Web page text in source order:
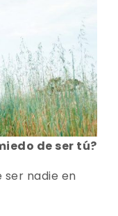
de ser tú?
ser nadie en